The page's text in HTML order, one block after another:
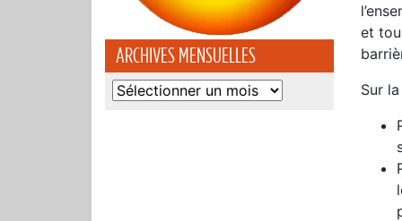
ARCHIVES MENSUELLES
Archives
et
Sur